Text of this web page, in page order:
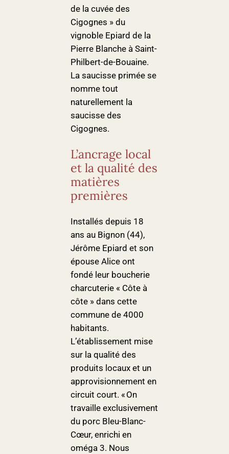
de la cuvée des
Cigognes » du
vignoble Epiard de la
Pierre Blanche à Saint-
Philbert-de-Bouaine.
La saucisse primée se
nomme tout
naturellement la
saucisse des
Cigognes.
L’ancrage local
et la qualité des
matières
premières
Installés depuis 18
ans au Bignon (44),
Jérôme Epiard et son
épouse Alice ont
fondé leur boucherie
charcuterie « Côte à
côte » dans cette
commune de 4000
habitants.
L’établissement mise
sur la qualité des
produits locaux et un
approvisionnement en
circuit court. « On
travaille exclusivement
du porc Bleu-Blanc-
Cœur, enrichi en
oméga 3. Nous